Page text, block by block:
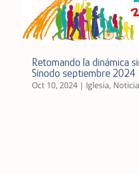
Retomando la dinámica
Sínodo septiembre 2024
Oct 10, 2024| Iglesia,